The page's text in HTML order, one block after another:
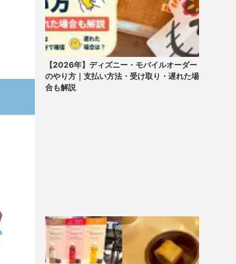
【2026年】ディズニー・モバイルオーダー
のやり方｜支払い方法・受け取り・遅れた場
合も解説